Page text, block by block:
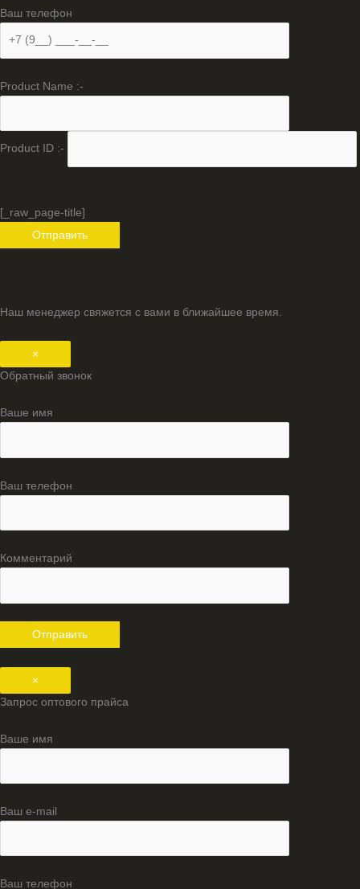
Ваш телефон
Product Name :-
Product ID :-
[_raw_page-title]
Наш менеджер свяжется с вами в ближайшее время.
×
Обратный звонок
Ваше имя
Ваш телефон
Комментарий
×
Запрос оптового прайса
Ваше имя
Ваш e-mail
Ваш телефон